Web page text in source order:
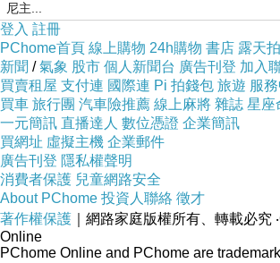
尼主...
登入 註冊
PChome首頁 線上購物 24h購物 書店 露天
新聞 /氣象 股市 個人新聞台 廣告刊登 加入
買賣租屋 支付連 國際連 Pi 拍錢包 旅遊 服
買車 旅行團 汽車險推薦 線上麻將 雜誌 星座
一元簡訊 直播達人 數位憑證 企業簡訊
買網址 虛擬主機 企業郵件
廣告刊登 隱私權聲明
消費者保護 兒童網路安全
About PChome 投資人聯絡 徵才
著作權保護 ｜網路家庭版權所有、轉載必究
Online
PChome Online and PChome are